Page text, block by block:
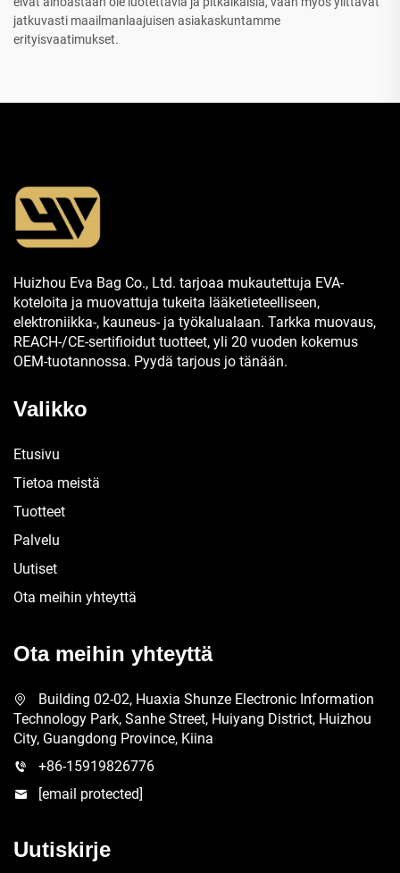
jatkuvasti maailmanlaajuisen asiakaskuntamme
erityisvaatimukset.
Huizhou Eva Bag Co., Ltd. tarjoaa mukautettuja EVA-
koteloita ja muovattuja tukeita lääketieteelliseen,
elektroniikka-, kauneus- ja työkalualaan. Tarkka muovaus,
REACH-/CE-sertifioidut tuotteet, yli 20 vuoden kokemus
OEM-tuotannossa. Pyydä tarjous jo tänään.
Valikko
Etusivu
Tietoa meistä
Tuotteet
Palvelu
Uutiset
Ota meihin yhteyttä
Ota meihin yhteyttä
Building 02-02, Huaxia Shunze Electronic Information
Technology Park, Sanhe Street, Huiyang District, Huizhou
City, Guangdong Province, Kiina
+86-15919826776
[email protected]
Uutiskirje